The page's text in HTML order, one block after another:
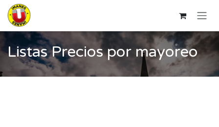
Ir al contenido
Listas Precios por mayoreo